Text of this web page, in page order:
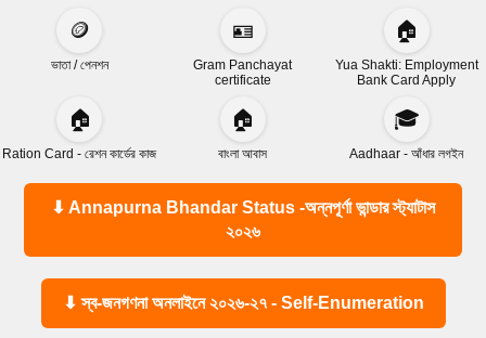
🪙
ভাতা / পেনশন
🪪
Gram Panchayat
certificate
🏠
Yua Shakti: Employment
Bank Card Apply
🏠
Ration Card - রেশন কার্ডের কাজ
🏠
বাংলা আবাস
🎓
Aadhaar - আঁধার লগইন
⬇ Annapurna Bhandar Status -অন্নপূর্ণা ভান্ডার স্ট্যাটাস
২০২৬
⬇ স্ব-জনগণনা অনলাইনে ২০২৬-২৭ - Self-Enumeration